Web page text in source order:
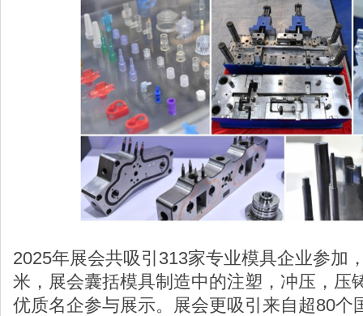
2025年展会共吸引313家专业模具企业参加
米，展会囊括模具制造中的注塑，冲压，压
优质名企参与展示。展会更吸引来自超80个